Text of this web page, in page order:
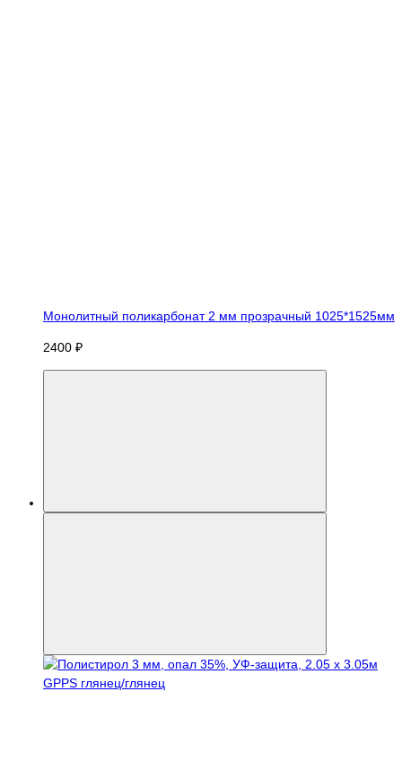
Монолитный поликарбонат 2 мм прозрачный 1025*1525мм
2400 ₽